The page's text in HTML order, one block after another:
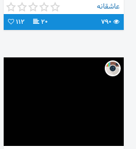
عاشقانه
20
112